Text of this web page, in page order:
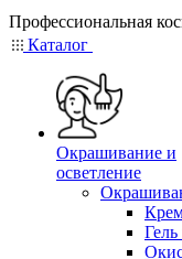
Профессиональная
Каталог
Окрашивание и
осветление
Гель